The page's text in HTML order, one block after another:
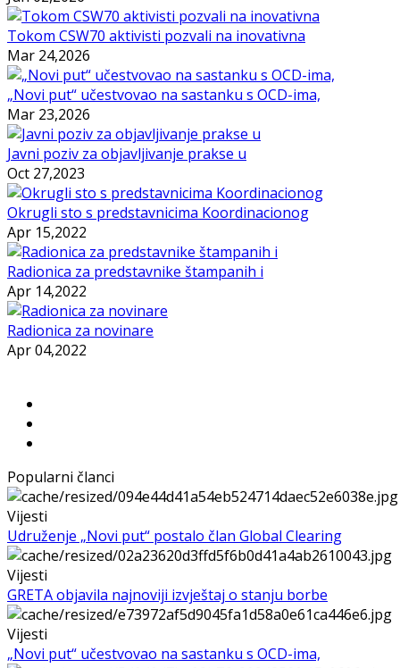
Tokom CSW70 aktivisti pozvali na inovativna
Mar 24,2026
„Novi put“ učestvovao na sastanku s OCD-ima,
Mar 23,2026
Javni poziv za objavljivanje prakse u
Oct 27,2023
Okrugli sto s predstavnicima Koordinacionog
Apr 15,2022
Radionica za predstavnike štampanih i
Apr 14,2022
Radionica za novinare
Apr 04,2022
Popularni članci
Vijesti
Udruženje „Novi put“ postalo član Global Clearing
Vijesti
GRETA objavila najnoviji izvještaj o stanju borbe
Vijesti
„Novi put“ učestvovao na sastanku s OCD-ima,